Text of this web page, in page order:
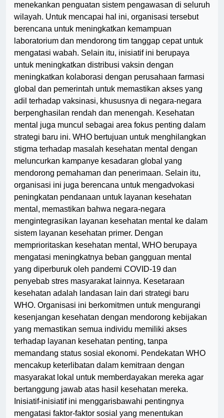
menekankan penguatan sistem pengawasan di seluruh
wilayah. Untuk mencapai hal ini, organisasi tersebut
berencana untuk meningkatkan kemampuan
laboratorium dan mendorong tim tanggap cepat untuk
mengatasi wabah. Selain itu, inisiatif ini berupaya
untuk meningkatkan distribusi vaksin dengan
meningkatkan kolaborasi dengan perusahaan farmasi
global dan pemerintah untuk memastikan akses yang
adil terhadap vaksinasi, khususnya di negara-negara
berpenghasilan rendah dan menengah. Kesehatan
mental juga muncul sebagai area fokus penting dalam
strategi baru ini. WHO bertujuan untuk menghilangkan
stigma terhadap masalah kesehatan mental dengan
meluncurkan kampanye kesadaran global yang
mendorong pemahaman dan penerimaan. Selain itu,
organisasi ini juga berencana untuk mengadvokasi
peningkatan pendanaan untuk layanan kesehatan
mental, memastikan bahwa negara-negara
mengintegrasikan layanan kesehatan mental ke dalam
sistem layanan kesehatan primer. Dengan
memprioritaskan kesehatan mental, WHO berupaya
mengatasi meningkatnya beban gangguan mental
yang diperburuk oleh pandemi COVID-19 dan
penyebab stres masyarakat lainnya. Kesetaraan
kesehatan adalah landasan lain dari strategi baru
WHO. Organisasi ini berkomitmen untuk mengurangi
kesenjangan kesehatan dengan mendorong kebijakan
yang memastikan semua individu memiliki akses
terhadap layanan kesehatan penting, tanpa
memandang status sosial ekonomi. Pendekatan WHO
mencakup keterlibatan dalam kemitraan dengan
masyarakat lokal untuk memberdayakan mereka agar
bertanggung jawab atas hasil kesehatan mereka.
Inisiatif-inisiatif ini menggarisbawahi pentingnya
mengatasi faktor-faktor sosial yang menentukan